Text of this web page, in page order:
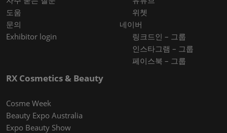
도움
문의
Exhibitor login
위쳇
네이버
링크드인 – 그룹
인스타그램 – 그룹
페이스북 – 그룹
RX Cosmetics & Beauty
Cosme Week
Beauty Expo Australia
Expo Beauty Show